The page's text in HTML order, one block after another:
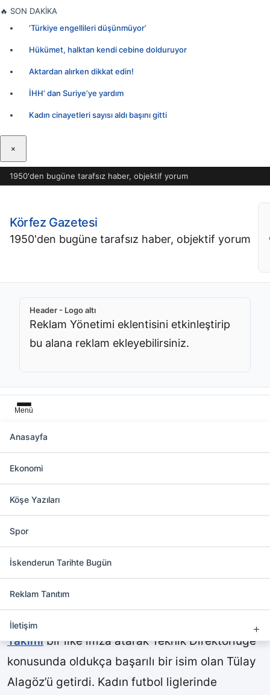
İçeriğe
🔥 SON DAKİKA
‘Türkiye engellileri düşünmüyor’
Hükümet, halktan kendi cebine dolduruyor
Aktardan alırken dikkat edin!
İHH’ dan Suriye’ye yardım
Kadın cinayetleri sayısı aldı başını gitti
×
1950'den bugüne tarafsız haber, objektif yorum
Körfez Gazetesi
1950'den bugüne tarafsız haber, objektif yorum
Header - Logo altı
Reklam Yönetimi eklentisini etkinleştirip
bu alana reklam ekleyebilirsiniz.
Menü
Anasayfa
Ekonomi
Köşe Yazıları
Spor
İskenderun Tarihte Bugün
Reklam Tanıtım
İletişim
Reklam Yönetimi eklentisini etkinleştirip bu
Amatör Futbol Takımına Kadın
Eli
Bölgemiz futbol camiasının başarılı
ekiplerinden olan
Takımıbir ilke imza atarak Teknik Direktörlüğe
konusunda oldukça başarılı bir isim olan Tülay
Alagöz’ü getirdi. Kadın futbol liglerinde